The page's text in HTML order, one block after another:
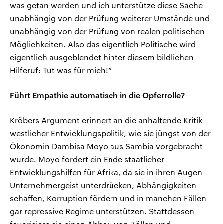
was getan werden und ich unterstütze diese Sache
unabhängig von der Prüfung weiterer Umstände und
unabhängig von der Prüfung von realen politischen
Möglichkeiten. Also das eigentlich Politische wird
eigentlich ausgeblendet hinter diesem bildlichen
Hilferuf: Tut was für mich!“
Führt Empathie automatisch in die Opferrolle?
Kröbers Argument erinnert an die anhaltende Kritik
westlicher Entwicklungspolitik, wie sie jüngst von der
Ökonomin Dambisa Moyo aus Sambia vorgebracht
wurde. Moyo fordert ein Ende staatlicher
Entwicklungshilfen für Afrika, da sie in ihren Augen
Unternehmergeist unterdrücken, Abhängigkeiten
schaffen, Korruption fördern und in manchen Fällen
gar repressive Regime unterstützen. Stattdessen